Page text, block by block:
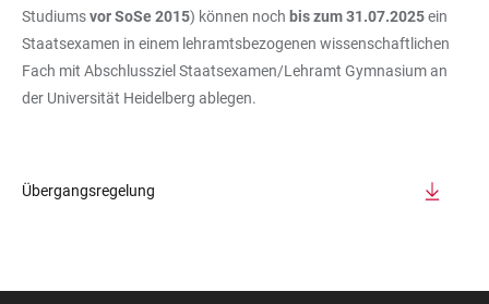
Studiumsvor SoSe 2015) können noch bis zum 31.07.2025ein
Staatsexamen in einem lehramtsbezogenen wissenschaftlichen
Fach mit Abschlussziel Staatsexamen/Lehramt Gymnasium an
der Universität Heidelberg ablegen.
Übergangsregelung